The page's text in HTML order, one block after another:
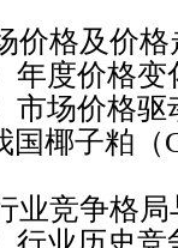
价格及价
度价格变
场价格驱
椰子粕（
业竞争格